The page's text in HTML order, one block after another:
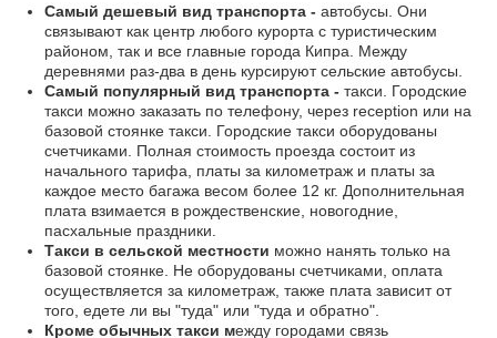
Самый дешевый вид транспорта - автобусы. Они
связывают как центр любого курорта с туристическим
районом, так и все главные города Кипра. Между
деревнями раз-два в день курсируют сельские автобусы.
Самый популярный вид транспорта - такси. Городские
такси можно заказать по телефону, через reception или на
базовой стоянке такси. Городские такси оборудованы
счетчиками. Полная стоимость проезда состоит из
начального тарифа, платы за километраж и платы за
каждое место багажа весом более 12 кг. Дополнительная
плата взимается в рождественские, новогодние,
пасхальные праздники.
Такси в сельской местности можно нанять только на
базовой стоянке. Не оборудованы счетчиками, оплата
осуществляется за километраж, также плата зависит от
того, едете ли вы "туда" или "туда и обратно".
Кроме обычных такси между городами связь